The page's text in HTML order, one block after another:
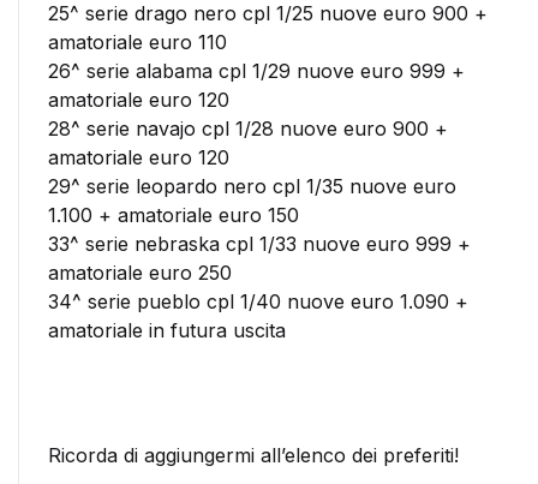
25^ serie drago nero cpl 1/25 nuove euro 900 +
amatoriale euro 110
26^ serie alabama cpl 1/29 nuove euro 999 +
amatoriale euro 120
28^ serie navajo cpl 1/28 nuove euro 900 +
amatoriale euro 120
29^ serie leopardo nero cpl 1/35 nuove euro
1.100 + amatoriale euro 150
33^ serie nebraska cpl 1/33 nuove euro 999 +
amatoriale euro 250
34^ serie pueblo cpl 1/40 nuove euro 1.090 +
amatoriale in futura uscita
Ricorda di aggiungermi all’elenco dei preferiti!